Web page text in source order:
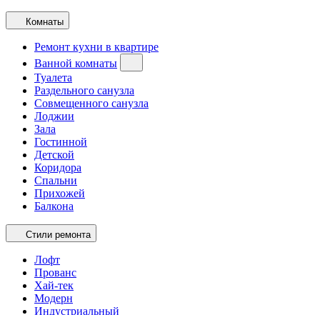
Комнаты
Ремонт кухни в квартире
Ванной комнаты
Туалета
Раздельного санузла
Совмещенного санузла
Лоджии
Зала
Гостинной
Детской
Коридора
Спальни
Прихожей
Балкона
Стили ремонта
Лофт
Прованс
Хай-тек
Модерн
Индустриальный